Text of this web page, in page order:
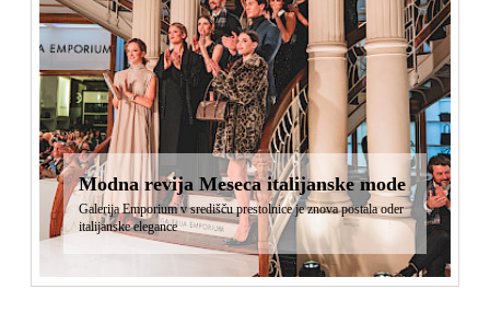
Modna revija Meseca italijanske mode
Galerija Emporium v središču prestolnice je znova postala oder
italijanske elegance